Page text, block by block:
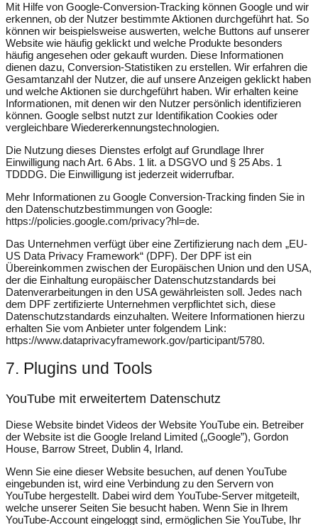
Mit Hilfe von Google-Conversion-Tracking können Google und wir
erkennen, ob der Nutzer bestimmte Aktionen durchgeführt hat. So
können wir beispielsweise auswerten, welche Buttons auf unserer
Website wie häufig geklickt und welche Produkte besonders
häufig angesehen oder gekauft wurden. Diese Informationen
dienen dazu, Conversion-Statistiken zu erstellen. Wir erfahren die
Gesamtanzahl der Nutzer, die auf unsere Anzeigen geklickt haben
und welche Aktionen sie durchgeführt haben. Wir erhalten keine
Informationen, mit denen wir den Nutzer persönlich identifizieren
können. Google selbst nutzt zur Identifikation Cookies oder
vergleichbare Wiedererkennungstechnologien.
Die Nutzung dieses Dienstes erfolgt auf Grundlage Ihrer
Einwilligung nach Art. 6 Abs. 1 lit. a DSGVO und § 25 Abs. 1
TDDDG. Die Einwilligung ist jederzeit widerrufbar.
Mehr Informationen zu Google Conversion-Tracking finden Sie in
den Datenschutzbestimmungen von Google:
https://policies.google.com/privacy?hl=de.
Das Unternehmen verfügt über eine Zertifizierung nach dem „EU-
US Data Privacy Framework“ (DPF). Der DPF ist ein
Übereinkommen zwischen der Europäischen Union und den USA,
der die Einhaltung europäischer Datenschutzstandards bei
Datenverarbeitungen in den USA gewährleisten soll. Jedes nach
dem DPF zertifizierte Unternehmen verpflichtet sich, diese
Datenschutzstandards einzuhalten. Weitere Informationen hierzu
erhalten Sie vom Anbieter unter folgendem Link:
https://www.dataprivacyframework.gov/participant/5780.
7. Plugins und Tools
YouTube mit erweitertem Datenschutz
Diese Website bindet Videos der Website YouTube ein. Betreiber
der Website ist die Google Ireland Limited („Google”), Gordon
House, Barrow Street, Dublin 4, Irland.
Wenn Sie eine dieser Website besuchen, auf denen YouTube
eingebunden ist, wird eine Verbindung zu den Servern von
YouTube hergestellt. Dabei wird dem YouTube-Server mitgeteilt,
welche unserer Seiten Sie besucht haben. Wenn Sie in Ihrem
YouTube-Account eingeloggt sind, ermöglichen Sie YouTube, Ihr